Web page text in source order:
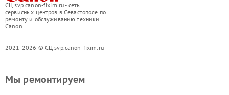
СЦ svp.canon-fixim.ru - сеть
сервисных центров в Севастополе по
ремонту и обслуживанию техники
Canon
2021-2026 © СЦ svp.canon-fixim.ru
Мы ремонтируем